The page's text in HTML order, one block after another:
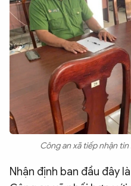
Infographic
Chuyên trangAn ninh thế giới
Chuyên đề
Công an xã tiếp nhận
Nhận định ban đầu đây